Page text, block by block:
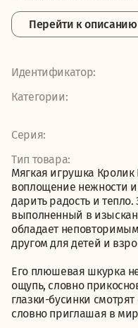
Перейти к описанию
Идентификатор:
Категории:
Серия:
Тип товара:
Мягкая игрушка
воплощение нежности и
дарить радость и
выполненный в
обладает
другом для детей и
Его плюшевая шкурка
ощупь, словно
глазки-бусинки
словно приглашая в